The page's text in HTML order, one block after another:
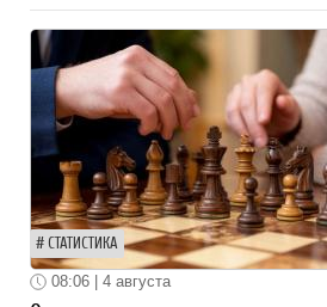
СТАТИСТИКА
08:06 | 4 августа